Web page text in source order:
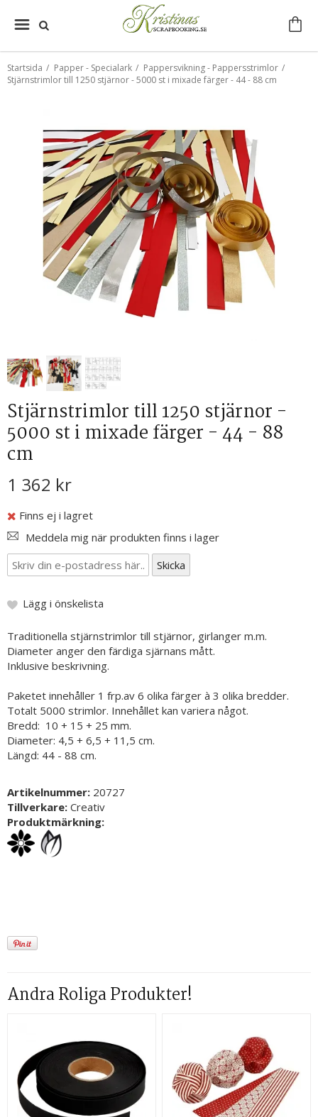
Startsida / Papper - Specialark / Pappersvikning - Pappersstrimlor /
Stjärnstrimlor till 1250 stjärnor - 5000 st i mixade färger - 44 - 88 cm
Stjärnstrimlor till 1250 stjärnor -
5000 st i mixade färger - 44 - 88
cm
1 362 kr
Finns ej i lagret
Meddela mig när produkten finns i lager
Lägg i önskelista
Traditionella stjärnstrimlor till stjärnor, girlanger m.m.
Diameter anger den färdiga sjärnans mått.
Inklusive beskrivning.
Paketet innehåller 1 frp.av 6 olika färger à 3 olika bredder.
Totalt 5000 strimlor. Innehållet kan variera något.
Bredd: 10 + 15 + 25 mm.
Diameter: 4,5 + 6,5 + 11,5 cm.
Längd: 44 - 88 cm.
Artikelnummer: 20727
Tillverkare: Creativ
Produktmärkning:
Andra Roliga Produkter!